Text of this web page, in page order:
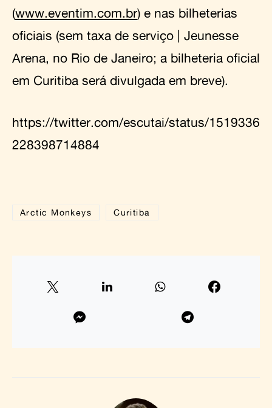
(www.eventim.com.br) e nas bilheterias
oficiais (sem taxa de serviço | Jeunesse
Arena, no Rio de Janeiro; a bilheteria oficial
em Curitiba será divulgada em breve).
https://twitter.com/escutai/status/1519336
228398714884
Arctic Monkeys Curitiba